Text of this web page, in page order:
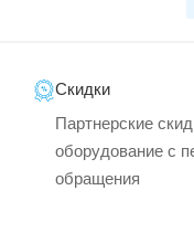
Скидки
Партнерские
оборудование с
обращения